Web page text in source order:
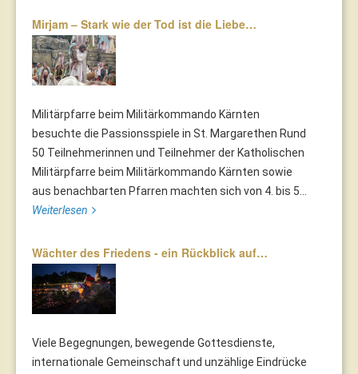
Mirjam – Stark wie der Tod ist die Liebe…
Militärpfarre beim Militärkommando Kärnten
besuchte die Passionsspiele in St. Margarethen Rund
50 Teilnehmerinnen und Teilnehmer der Katholischen
Militärpfarre beim Militärkommando Kärnten sowie
aus benachbarten Pfarren machten sich von 4. bis 5...
Weiterlesen
Wächter des Friedens - ein Rückblick auf…
Viele Begegnungen, bewegende Gottesdienste,
internationale Gemeinschaft und unzählige Eindrücke